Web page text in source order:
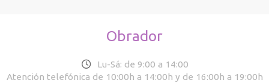
Obrador
Lu-Sá: de 9:00 a 14:00
Atención telefónica de 10:00h a 14:00h y de 16:00h a 19:00h